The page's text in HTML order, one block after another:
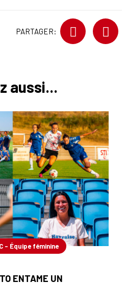
PARTAGER:
aussi...
- Équipe féminine
ENTAME UN